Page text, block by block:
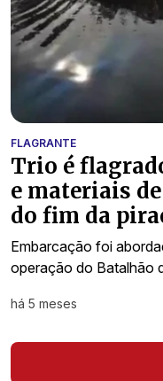
FLAGRANTE
Trio é
e materiais
do fim da
Embarcação foi
operação do Batalhão
há 5 meses